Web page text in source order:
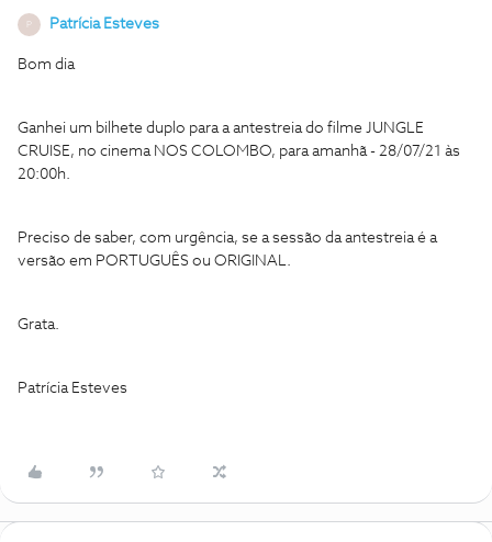
Patrícia Esteves
Bom dia
Ganhei um bilhete duplo para a antestreia do filme JUNGLE
CRUISE, no cinema NOS COLOMBO, para amanhã - 28/07/21 às
20:00h.
Preciso de saber, com urgência, se a sessão da antestreia é a
versão em PORTUGUÊS ou ORIGINAL.
Grata.
Patrícia Esteves